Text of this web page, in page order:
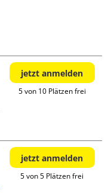
jetzt anmelden
5 von 10 Plätzen frei
jetzt anmelden
5 von 5 Plätzen frei